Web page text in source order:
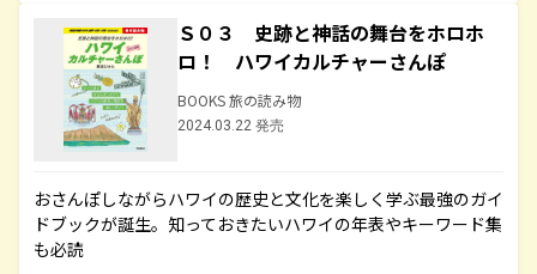
Ｓ０３ 史跡と神話の舞台をホロホ
ロ！ ハワイカルチャーさんぽ
BOOKS 旅の読み物
2024.03.22 発売
おさんぽしながらハワイの歴史と文化を楽しく学ぶ最強のガイ
ドブックが誕生。知っておきたいハワイの年表やキーワード集
も必読